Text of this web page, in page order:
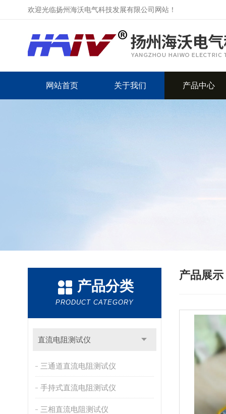
欢迎光临扬州海沃电气科技发展有限公司网站！
网站首页 关于我们 产品中心
产品分类
PRODUCT CATEGORY
直流电阻测试仪
三通道直流电阻测试仪
手持式直流电阻测试仪
三相直流电阻测试仪
产品展示